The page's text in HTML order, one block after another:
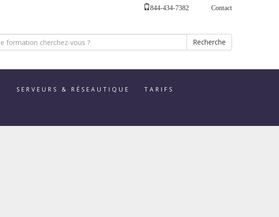
844-434-7382 Contact
Recherche
SERVEURS & RÉSEAUTIQUE TARIFS